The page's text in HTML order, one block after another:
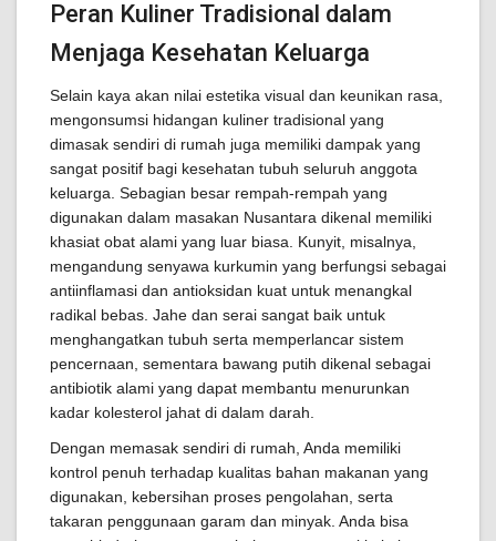
Peran Kuliner Tradisional dalam
Menjaga Kesehatan Keluarga
Selain kaya akan nilai estetika visual dan keunikan rasa,
mengonsumsi hidangan kuliner tradisional yang
dimasak sendiri di rumah juga memiliki dampak yang
sangat positif bagi kesehatan tubuh seluruh anggota
keluarga. Sebagian besar rempah-rempah yang
digunakan dalam masakan Nusantara dikenal memiliki
khasiat obat alami yang luar biasa. Kunyit, misalnya,
mengandung senyawa kurkumin yang berfungsi sebagai
antiinflamasi dan antioksidan kuat untuk menangkal
radikal bebas. Jahe dan serai sangat baik untuk
menghangatkan tubuh serta memperlancar sistem
pencernaan, sementara bawang putih dikenal sebagai
antibiotik alami yang dapat membantu menurunkan
kadar kolesterol jahat di dalam darah.
Dengan memasak sendiri di rumah, Anda memiliki
kontrol penuh terhadap kualitas bahan makanan yang
digunakan, kebersihan proses pengolahan, serta
takaran penggunaan garam dan minyak. Anda bisa